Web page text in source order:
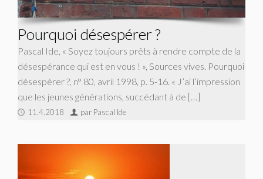
Pourquoi désespérer ?
Pascal Ide, « Soyez toujours prêts à rendre compte de la
désespérance qui est en vous ! », Sources vives. Pourquoi
désespérer ?, n° 80, avril 1998, p. 5-16. « J’ai l’impression
que les jeunes générations, succédant à de […]
11.4.2018 par Pascal Ide